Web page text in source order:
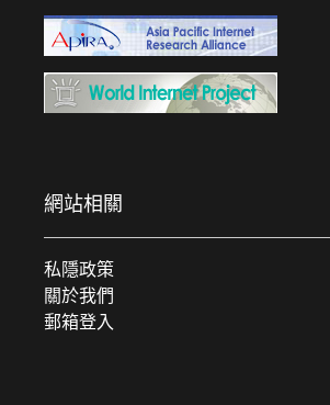
網站相關
私隱政策
關於我們
郵箱登入